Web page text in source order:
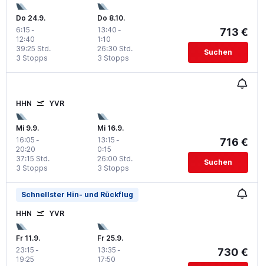
Do 24.9.
6:15 -
12:40
3 Stopps
39:25 Std.
Do 8.10.
13:40 -
1:10
3 Stopps
26:30 Std.
713 €
Suchen
HHN YVR
Mi 9.9.
16:05 -
20:20
3 Stopps
37:15 Std.
Mi 16.9.
13:15 -
0:15
3 Stopps
26:00 Std.
716 €
Suchen
Schnellster Hin- und Rückflug
HHN YVR
Fr 11.9.
23:15 -
19:25
Fr 25.9.
13:35 -
17:50
730 €